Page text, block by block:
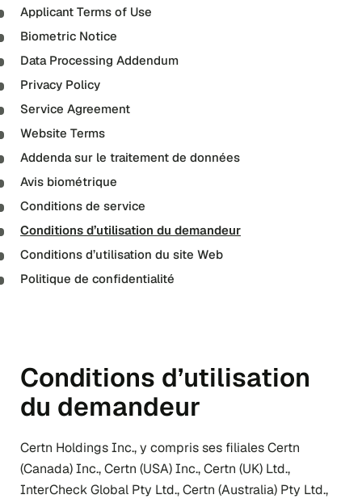
Applicant Terms of Use
Biometric Notice
Data Processing Addendum
Privacy Policy
Service Agreement
Website Terms
Addenda sur le traitement de données
Avis biométrique
Conditions de service
Conditions d’utilisation du demandeur
Conditions d’utilisation du site Web
Politique de confidentialité
Conditions d’utilisation
du demandeur
Certn Holdings Inc., y compris ses filiales Certn
(Canada) Inc., Certn (USA) Inc., Certn (UK) Ltd.,
InterCheck Global Pty Ltd., Certn (Australia) Pty Ltd.,